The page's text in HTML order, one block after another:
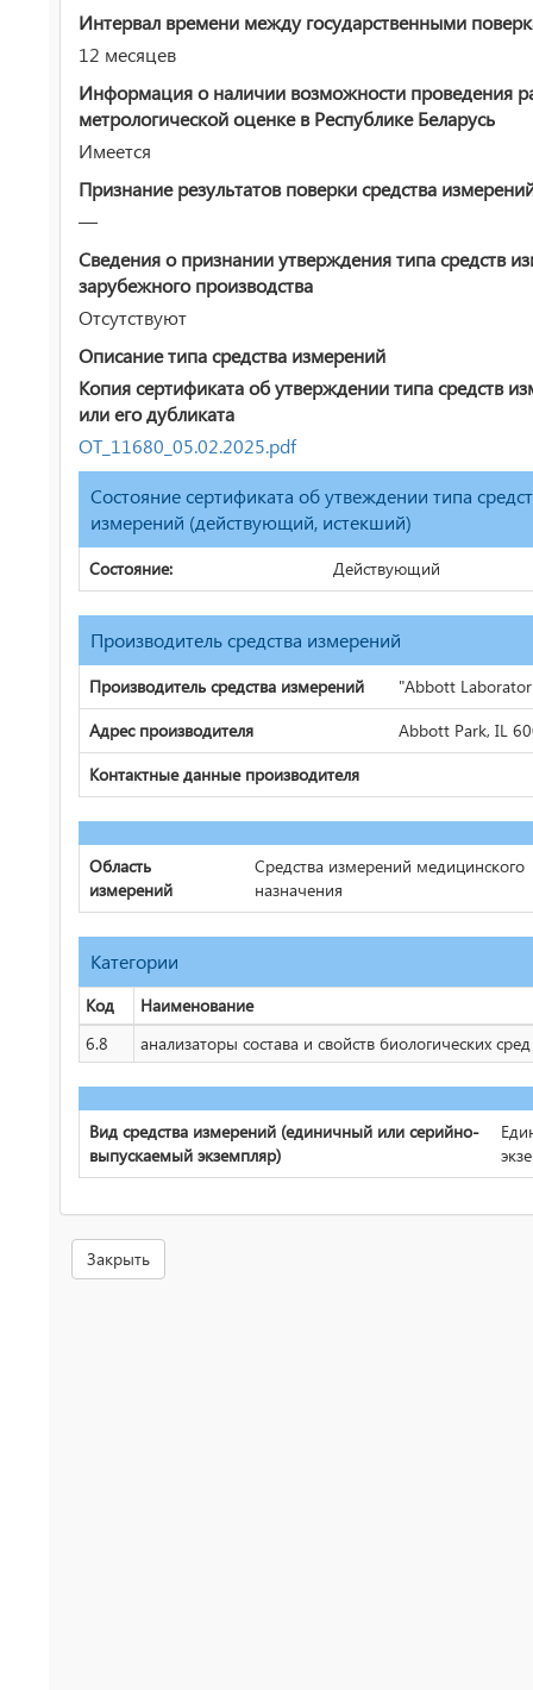
Интервал времени между государственными
12 месяцев
Информация о наличии возможности проведения
метрологической оценке в Республике Беларусь
Имеется
Признание результатов поверки средства
—
Сведения о признании утверждения типа средств
зарубежного производства
Отсутствуют
Описание типа средства измерений
Копия сертификата об утверждении типа средств
или его дубликата
ОТ_11680_05.02.2025.pdf
Состояние сертификата об утвеждении типа
измерений (действующий, истекший)
Состояние: Действующий
Производитель средства измерений
Производитель средства измерений
"Abbott
Адрес производителя
Abbott Park, IL
Контактные данные производителя
Область
измерений
Средства измерений медицинского
назначения
Категории
Код
Наименование
6.8
анализаторы состава и свойств биологических сред
Вид средства измерений (единичный или серийно-
выпускаемый экземпляр)
Закрыть